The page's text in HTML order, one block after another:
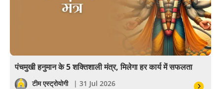
सेलिब्रिटी
पंचमुखी हनुमान के 5 शक्तिशाली मंत्र, मिलेगा हर कार्य में सफलता
टीम एस्ट्रोयोगी | 31 Jul 2026